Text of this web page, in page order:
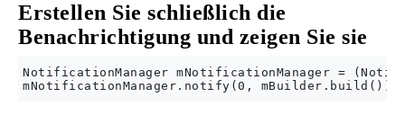
Erstellen Sie schließlich die
Benachrichtigung und zeigen Sie sie
NotificationManager mNotificationManager =